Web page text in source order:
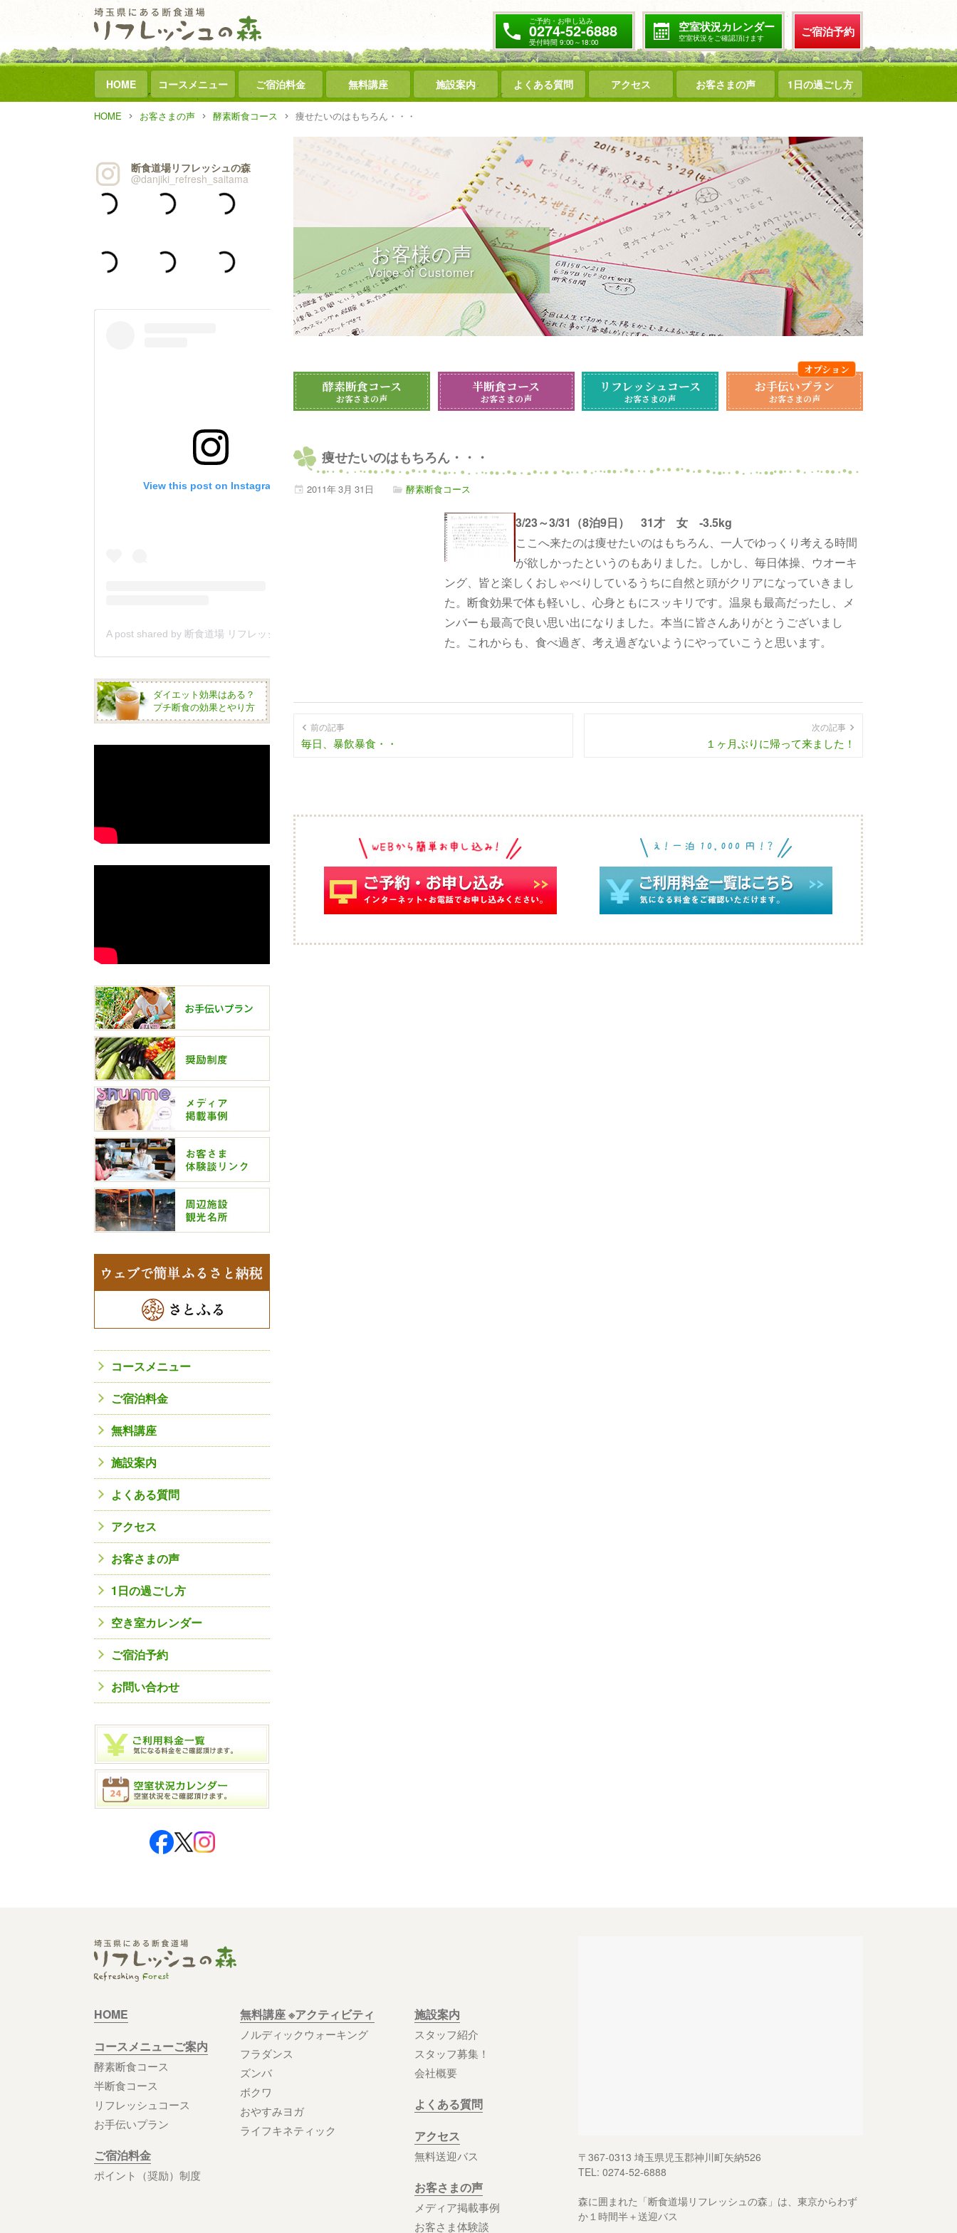
ご予約・お申し込み
0274-52-6888
受付時間 9:00～18:00
空室状況カレンダー
空室状況をご確認頂けます ご宿泊予約
HOME コースメニュー ご宿泊料金 無料講座 施設案内 よくある質問 アクセス お客さまの声 1日の過ごし方
HOME お客さまの声 酵素断食コース 痩せたいのはもちろん・・・
お客様の声
Voice of Customer
酵素断食コース
お客さまの声
半断食コース
お客さまの声
リフレッシュコース
お客さまの声
お手伝いプラン
お客さまの声
痩せたいのはもちろん・・・
2011年3月 31日 酵素断食コース
3/23～3/31（8泊9日） 31才 女 ‐3.5kg
ここへ来たのは痩せたいのはもちろん、一人でゆっくり考える時間
が欲しかったというのもありました。しかし、毎日体操、ウオーキ
ング、皆と楽しくおしゃべりしているうちに自然と頭がクリアになっていきまし
た。断食効果で体も軽いし、心身ともにスッキリです。温泉も最高だったし、メ
ンバーも最高で良い思い出になりました。本当に皆さんありがとうございまし
た。これからも、食べ過ぎ、考え過ぎないようにやっていこうと思います。
前の記事
毎日、暴飲暴食・・
次の記事
１ヶ月ぶりに帰って来ました！
断食道場リフレッシュの森
@danjiki_refresh_saitama
View this post on Instagram
ダイエット効果はある？
プチ断食の効果とやり方
コースメニュー
ご宿泊料金
無料講座
施設案内
よくある質問
アクセス
お客さまの声
1日の過ごし方
空き室カレンダー
ご宿泊予約
お問い合わせ
HOME
コースメニューご案内
酵素断食コース
半断食コース
リフレッシュコース
お手伝いプラン
ご宿泊料金
ポイント（奨励）制度
無料講座 ※アクティビティ
ノルディックウォーキング
フラダンス
ズンバ
ボクワ
おやすみヨガ
ライフキネティック
施設案内
スタッフ紹介
スタッフ募集！
会社概要
よくある質問
アクセス
無料送迎バス
お客さまの声
メディア掲載事例
お客さま体験談
〒367-0313 埼玉県児玉郡神川町矢納526
TEL: 0274-52-6888
森に囲まれた「断食道場リフレッシュの森」は、東京からわず
か１時間半＋送迎バス